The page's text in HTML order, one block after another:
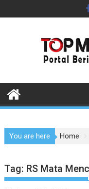
to
You are here Home
Tag: RS Mata